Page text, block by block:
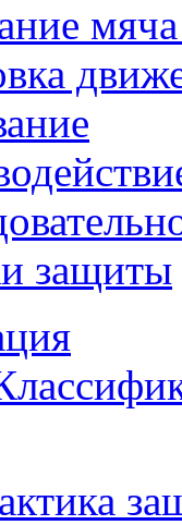
защиты